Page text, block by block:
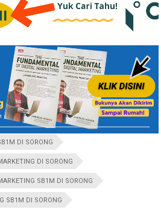
DI SORONG
DI SORONG
SB1M DI SORONG
SB1M DI SORONG